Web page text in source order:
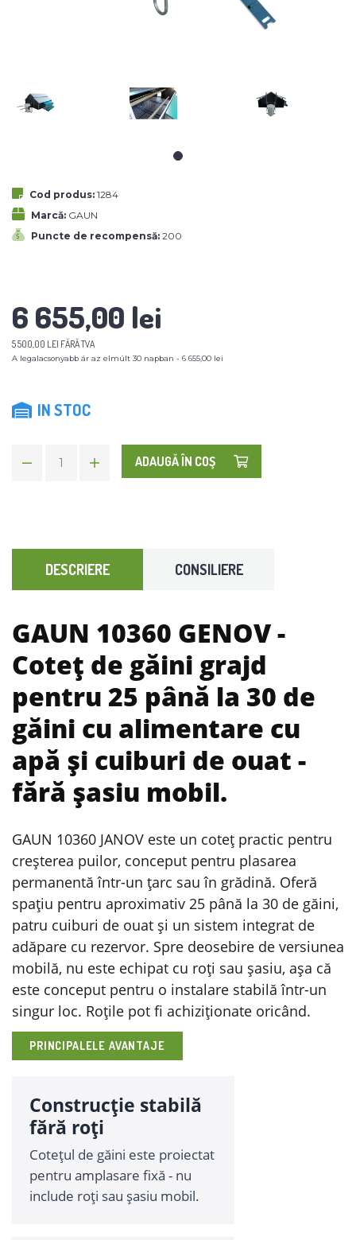
Cod produs: 1284
Marcă: GAUN
Puncte de recompensă: 200
6 655,00 lei
5 500,00 LEI FĂRĂ TVA
A legalacsonyabb ár az elmúlt 30 napban - 6 655,00 lei
IN STOC
ADAUGĂ ÎN COŞ
DESCRIERE CONSILIERE
GAUN 10360 GENOV-
Coteț de găini grajd
pentru 25 până la 30 de
găini cu alimentare cu
apă și cuiburi de ouat -
fără șasiu mobil.
GAUN 10360 JANOV este un coteț practic pentru
creșterea puilor, conceput pentru plasarea
permanentă într-un țarc sau în grădină. Oferă
spațiu pentru aproximativ 25 până la 30 de găini,
patru cuiburi de ouat și un sistem integrat de
adăpare cu rezervor. Spre deosebire de versiunea
mobilă, nu este echipat cu roți sau șasiu, așa că
este conceput pentru o instalare stabilă într-un
singur loc. Roțile pot fi achiziționate oricând.
PRINCIPALELE AVANTAJE
Construcție stabilă
fără roți
Cotețul de găini este proiectat
pentru amplasare fixă - nu
include roți sau șasiu mobil.